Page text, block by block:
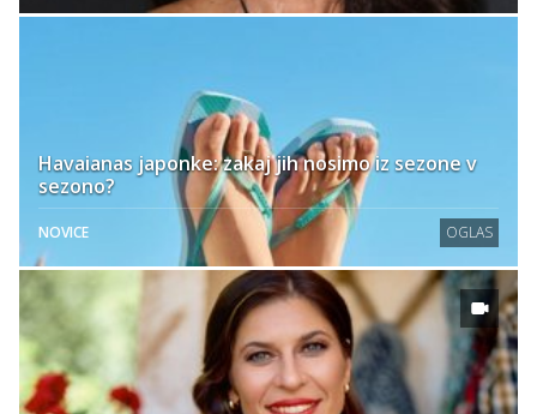
Havaianas japonke: zakaj jih nosimo iz sezone v
sezono?
NOVICE OGLAS